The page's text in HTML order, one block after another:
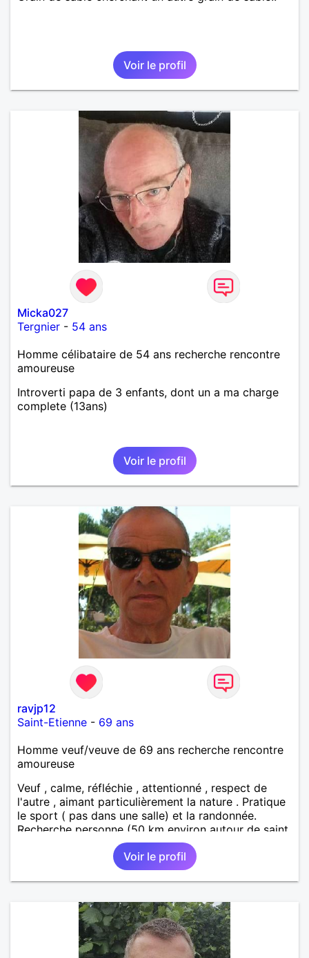
Voir le profil
Micka027
Tergnier - 54 ans
Homme célibataire de 54 ans recherche rencontre
amoureuse
Introverti papa de 3 enfants, dont un a ma charge
complete (13ans)
Voir le profil
ravjp12
Saint-Etienne - 69 ans
Homme veuf/veuve de 69 ans recherche rencontre
amoureuse
Veuf , calme, réfléchie , attentionné , respect de
l'autre , aimant particulièrement la nature . Pratique
le sport ( pas dans une salle) et la randonnée.
Recherche personne (50 km environ autour de saint
étienne) pour finir le reste de ma vie , sereinement ,
en parfaite harmonie et confiance.
Voir le profil